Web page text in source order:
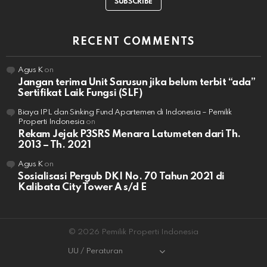
SUBSCRIBE
RECENT COMMENTS
Agus Kon
Jangan terima Unit Sarusun jika belum terbit “ada”
Sertifikat Laik Fungsi (SLF)
Biaya IPL dan Sinking Fund Apartemen di Indonesia – Pemilik
Properti Indonesia on
Rekam Jejak P3SRS Menara Latumeten dari Th.
2013 – Th. 2021
Agus Kon
Sosialisasi Pergub DKI No. 70 Tahun 2021 di
Kalibata City Tower A s/d E
© 2026 Pemilik Properti Indonesia
UU / Peraturan